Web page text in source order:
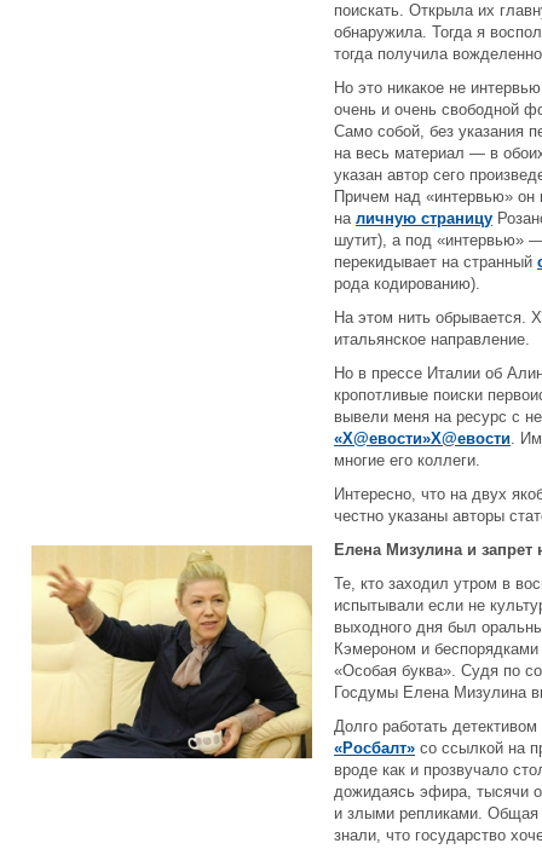
поискать. Открыла их
обнаружила. Тогда я
тогда получила
Но это никакое не
очень и очень свободной
Само собой, без указания
на весь материал — в
указан автор сего
Причем над «интервью» он
на личную страницу
шутит), а под «интервью»
перекидывает на странный
рода кодированию).
На этом нить обрывается.
итальянское направление.
Но в прессе Италии об
кропотливые поиски
вывели меня на ресурс с
«Х@евости»Х@евости.
многие его коллеги.
Интересно, что на двух
честно указаны авторы
Елена Мизулина и запрет
Те, кто заходил утром в
испытывали если не
выходного дня был
Кэмероном и
«Особая буква». Судя по
Госдумы Елена Мизулина
Долго работать
«Росбалт» со ссылкой на
вроде как и прозвучало
дожидаясь эфира, тысячи
и злыми репликами.
знали, что государство